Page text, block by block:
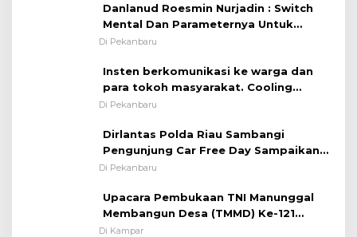
Danlanud Roesmin Nurjadin : Switch
Mental Dan Parameternya Untuk
Melaksanakan ✈
Di Pekanbaru
Insten berkomunikasi ke warga dan
para tokoh masyarakat. Cooling
System OMP LK ²024 Polsek Rumbai,
Pentingnya Memelihara dan Menjaga
Situasi Kondusif
Di Pekanbaru
Dirlantas Polda Riau Sambangi
Pengunjung Car Free Day Sampaikan
Pesan Edukasi Kamtibmas &
Di Pekanbaru
Upacara Pembukaan TNI Manunggal
Membangun Desa (TMMD) Ke-121
Kodim 0313/KPR Tahun 2024) ?
Di Kampar